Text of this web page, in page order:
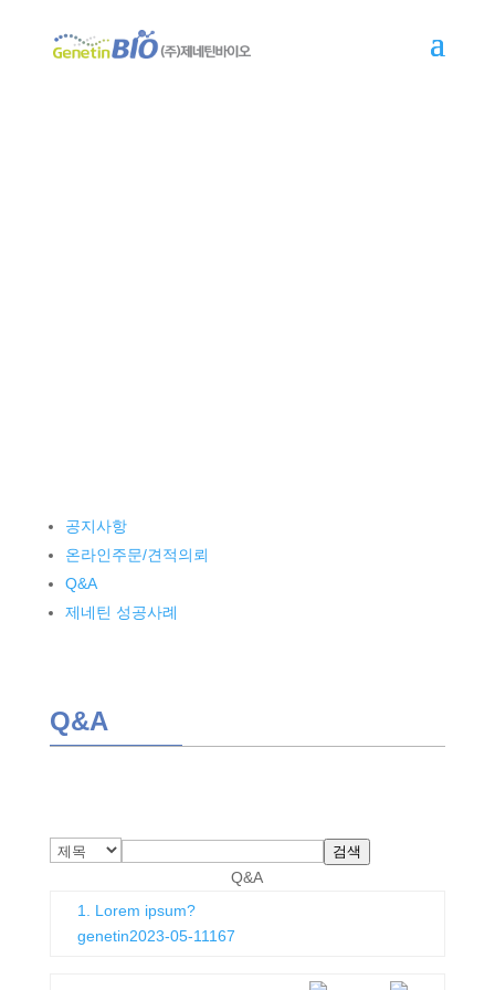
공지사항
온라인주문/견적의뢰
Q&A
제네틴 성공사례
Q&A
검색
Q&A
1. Lorem ipsum?
genetin2023-05-11167